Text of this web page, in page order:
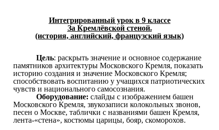
Интегрированный урок в 9 классе
За Кремлёвской стеной.
(история, английский, французский язык)
Цель: раскрыть значение и основное содержание
памятников архитектуры Московского Кремля, показать
историю создания и значение Московского Кремля;
способствовать воспитанию у учащихся патриотических
чувств и национального самосознания.
Оборудование: слайды с изображением башен
Московского Кремля, звукозаписи колокольных звонов,
песен о Москве, таблички с названиями башен Кремля,
лента-«стена», костюмы царицы, бояр, скоморохов.